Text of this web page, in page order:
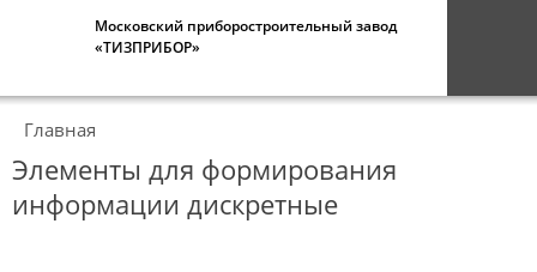
Московский приборостроительный завод
«ТИЗПРИБОР»
Главная
Элементы для формирования
информации дискретные